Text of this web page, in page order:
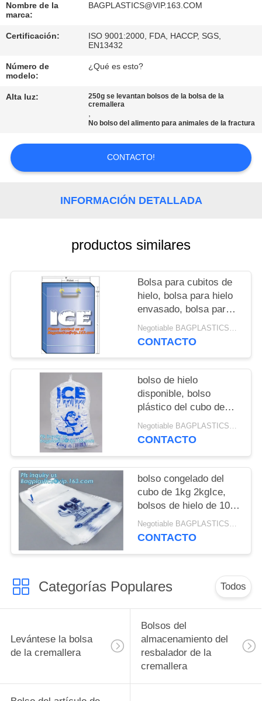
ÉNTRENOS
EN
CONTACTO
CON
CITA
PRIVACY
POLICY
Nombre de la
marca:
BAGPLASTICS@VIP.163.COM
Certificación:
ISO 9001:2000, FDA, HACCP, SGS,
EN13432
Número de
modelo:
¿Qué es esto?
Alta luz:
250g se levantan bolsos de la bolsa de la
cremallera
,
No bolso del alimento para animales de la fractura
CONTACTO!
INFORMACIÓN DETALLADA
productos similares
Bolsa para cubitos de
hielo, bolsa para hielo
envasado, bolsa para
hielo fresco, bolsa para
hielo con wicket, bolsa
Bolsas de hielo,
Transportadores de
vino, Jugo, Bolsas para
vino, Portátil, Bolsas
para fiestas, Bolsas de
hielo
Negotiable BAGPLASTICS@YAHOO.COM MOQ:1000pieces Skype: mydearneil
CONTACTO
bolso de hielo
disponible, bolso
plástico del cubo de
hielo, un bolso más
fresco del hielo
libras del wicket, wi
plásticos disponibles
Negotiable BAGPLASTICS@YAHOO.COM MOQ:1000pieces Skype: mydearneil
CONTACTO
bolso congelado del
cubo de 1kg 2kgIce,
bolsos de hielo de 10
libras en el wicket,
bolso con el lazo de
Negotiable BAGPLASTICS@YAHOO.COM MOQ:1000pieces Skype: mydearneil
CONTACTO
Categorías Populares Todos
Levántese la bolsa
de la cremallera
Bolsos del
almacenamiento del
resbalador de la
cremallera